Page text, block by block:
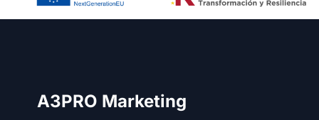
A3PRO Marketing